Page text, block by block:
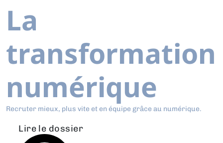
La
transformation
numérique
Recruter mieux, plus vite et en équipe grâce au numérique.
Lire le dossier